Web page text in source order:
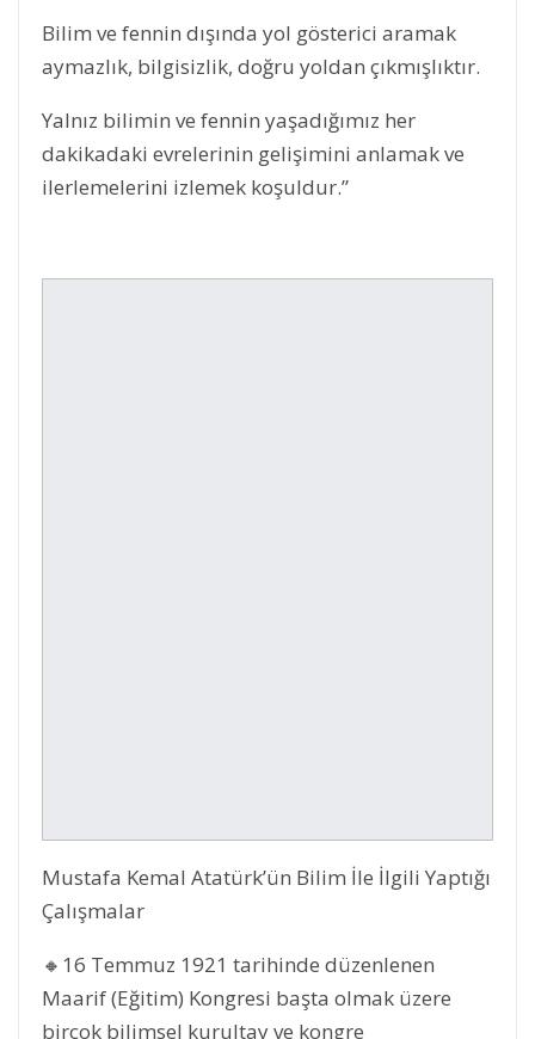
Bilim ve fennin dışında yol gösterici aramak
aymazlık, bilgisizlik, doğru yoldan çıkmışlıktır.
Yalnız bilimin ve fennin yaşadığımız her
dakikadaki evrelerinin gelişimini anlamak ve
ilerlemelerini izlemek koşuldur.”
Mustafa Kemal Atatürk’ün Bilim İle İlgili Yaptığı
Çalışmalar
🔸16 Temmuz 1921 tarihinde düzenlenen
Maarif (Eğitim) Kongresi başta olmak üzere
birçok bilimsel kurultay ve kongre